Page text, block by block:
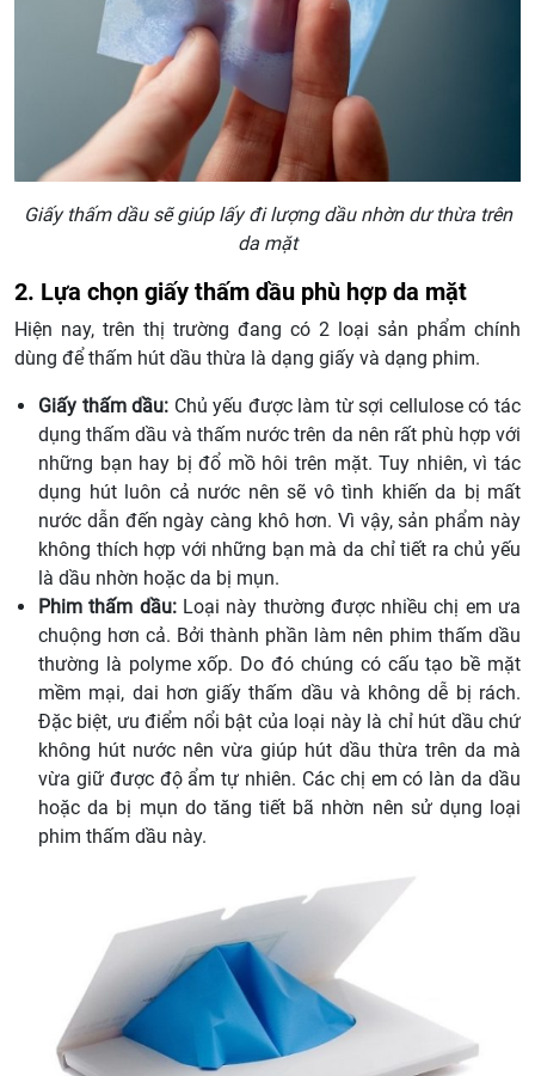
Giấy thấm dầu sẽ giúp lấy đi lượng dầu nhờn dư thừa trên
da mặt
2. Lựa chọn giấy thấm dầu phù hợp da mặt
Hiện nay, trên thị trường đang có 2 loại sản phẩm chính
dùng để thấm hút dầu thừa là dạng giấy và dạng phim.
Giấy thấm dầu: Chủ yếu được làm từ sợi cellulose có tác
dụng thấm dầu và thấm nước trên da nên rất phù hợp với
những bạn hay bị đổ mồ hôi trên mặt. Tuy nhiên, vì tác
dụng hút luôn cả nước nên sẽ vô tình khiến da bị mất
nước dẫn đến ngày càng khô hơn. Vì vậy, sản phẩm này
không thích hợp với những bạn mà da chỉ tiết ra chủ yếu
là dầu nhờn hoặc da bị mụn.
Phim thấm dầu:Loại này thường được nhiều chị em ưa
chuộng hơn cả. Bởi thành phần làm nên phim thấm dầu
thường là polyme xốp. Do đó chúng có cấu tạo bề mặt
mềm mại, dai hơn giấy thấm dầu và không dễ bị rách.
Đặc biệt, ưu điểm nổi bật của loại này là chỉ hút dầu chứ
không hút nước nên vừa giúp hút dầu thừa trên da mà
vừa giữ được độ ẩm tự nhiên. Các chị em có làn da dầu
hoặc da bị mụn do tăng tiết bã nhờn nên sử dụng loại
phim thấm dầu này.